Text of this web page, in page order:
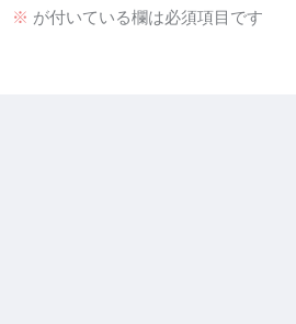
※ が付いている欄は必須項目です